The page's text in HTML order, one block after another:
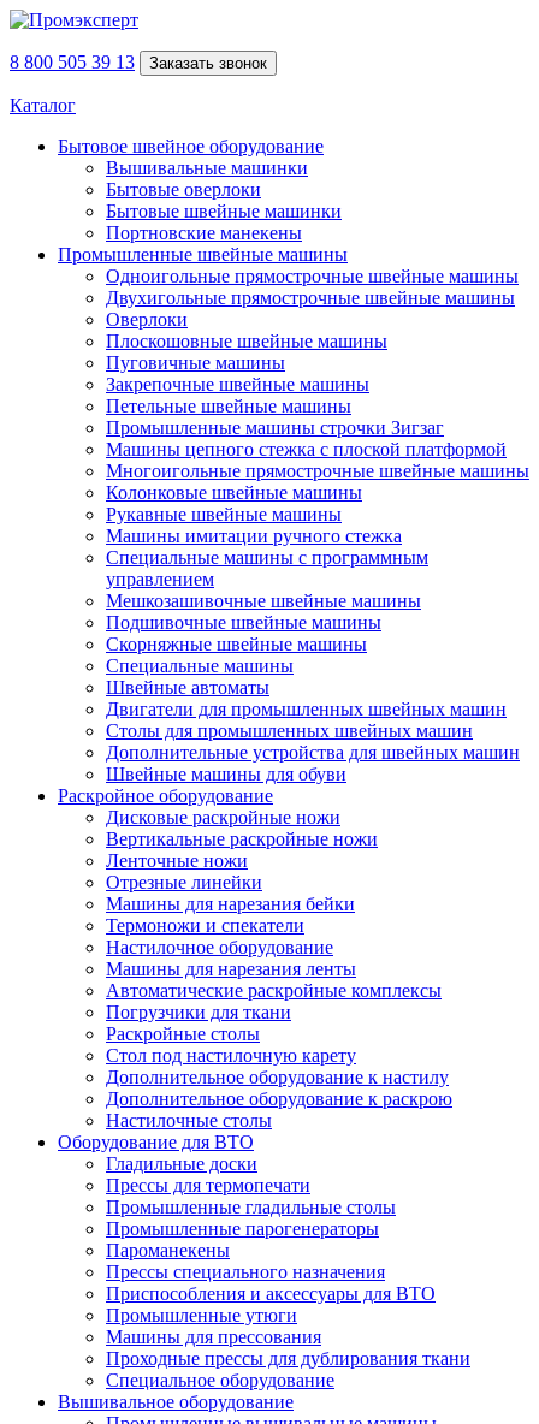
8 800 505 39 13 Заказать звонок
Каталог
Бытовое швейное оборудование
Вышивальные машинки
Бытовые оверлоки
Бытовые швейные машинки
Портновские манекены
Промышленные швейные машины
Одноигольные прямострочные швейные машины
Двухигольные прямострочные швейные машины
Оверлоки
Плоскошовные швейные машины
Пуговичные машины
Закрепочные швейные машины
Петельные швейные машины
Промышленные машины строчки Зигзаг
Машины цепного стежка с плоской платформой
Многоигольные прямострочные швейные машины
Колонковые швейные машины
Рукавные швейные машины
Машины имитации ручного стежка
Специальные машины с программным
управлением
Мешкозашивочные швейные машины
Подшивочные швейные машины
Скорняжные швейные машины
Специальные машины
Швейные автоматы
Двигатели для промышленных швейных машин
Столы для промышленных швейных машин
Дополнительные устройства для швейных машин
Швейные машины для обуви
Раскройное оборудование
Дисковые раскройные ножи
Вертикальные раскройные ножи
Ленточные ножи
Отрезные линейки
Машины для нарезания бейки
Термоножи и спекатели
Настилочное оборудование
Машины для нарезания ленты
Автоматические раскройные комплексы
Погрузчики для ткани
Раскройные столы
Стол под настилочную карету
Дополнительное оборудование к настилу
Дополнительное оборудование к раскрою
Настилочные столы
Оборудование для ВТО
Гладильные доски
Прессы для термопечати
Промышленные гладильные столы
Промышленные парогенераторы
Пароманекены
Прессы специального назначения
Приспособления и аксессуары для ВТО
Промышленные утюги
Машины для прессования
Проходные прессы для дублирования ткани
Специальное оборудование
Вышивальное оборудование